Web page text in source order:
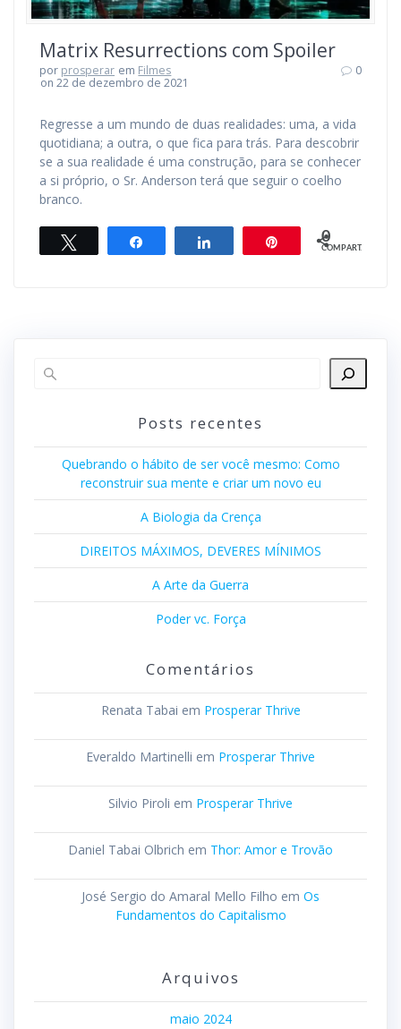
Matrix Resurrections com Spoiler
por prosperar em Filmes
on 22 de dezembro de 2021
0
Regresse a um mundo de duas realidades: uma, a vida
quotidiana; a outra, o que fica para trás. Para descobrir
se a sua realidade é uma construção, para se conhecer
a si próprio, o Sr. Anderson terá que seguir o coelho
branco.
Compartilhar Compartilhar 0
COMPART.
Posts recentes
Quebrando o hábito de ser você mesmo: Como
reconstruir sua mente e criar um novo eu
A Biologia da Crença
DIREITOS MÁXIMOS, DEVERES MÍNIMOS
A Arte da Guerra
Poder vc. Força
Comentários
Renata Tabai em Prosperar Thrive
Everaldo Martinelli em Prosperar Thrive
Silvio Piroli em Prosperar Thrive
Daniel Tabai Olbrich em Thor: Amor e Trovão
José Sergio do Amaral Mello Filho em Os
Fundamentos do Capitalismo
Arquivos
maio 2024